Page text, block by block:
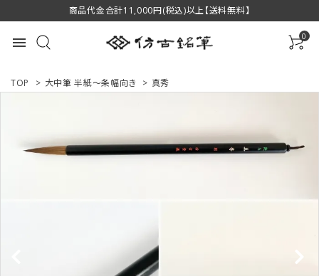
商品代金合計11,000円(税込)以上【送料無料】
menu 0
ACCOUNT MENU
ようこそ ゲスト 様
TOP > 大中筆 半紙～条幅向き > 真秀